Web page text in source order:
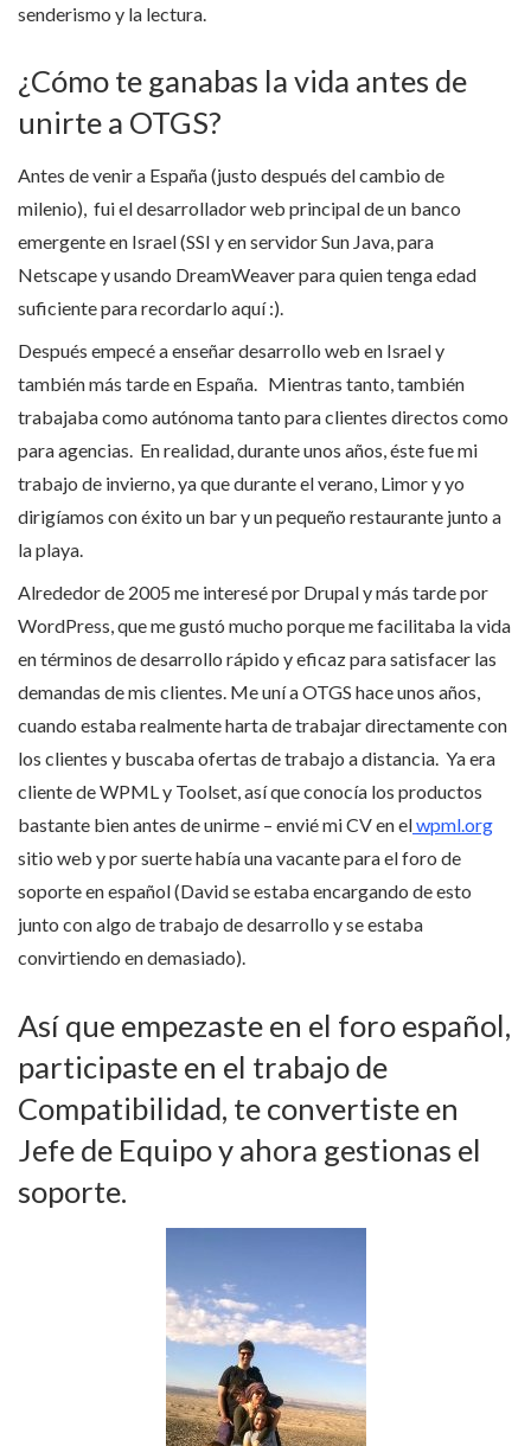
senderismo y la lectura.
¿Cómo te ganabas la vida antes de
unirte a OTGS?
Antes de venir a España (justo después del cambio de
milenio), fui el desarrollador web principal de un banco
emergente en Israel (SSI y en servidor Sun Java, para
Netscape y usando DreamWeaver para quien tenga edad
suficiente para recordarlo aquí :).
Después empecé a enseñar desarrollo web en Israel y
también más tarde en España. Mientras tanto, también
trabajaba como autónoma tanto para clientes directos como
para agencias. En realidad, durante unos años, éste fue mi
trabajo de invierno, ya que durante el verano, Limor y yo
dirigíamos con éxito un bar y un pequeño restaurante junto a
la playa.
Alrededor de 2005 me interesé por Drupal y más tarde por
WordPress, que me gustó mucho porque me facilitaba la vida
en términos de desarrollo rápido y eficaz para satisfacer las
demandas de mis clientes. Me uní a OTGS hace unos años,
cuando estaba realmente harta de trabajar directamente con
los clientes y buscaba ofertas de trabajo a distancia. Ya era
cliente de WPML y Toolset, así que conocía los productos
bastante bien antes de unirme – envié mi CV en elwpml.org
sitio web y por suerte había una vacante para el foro de
soporte en español (David se estaba encargando de esto
junto con algo de trabajo de desarrollo y se estaba
convirtiendo en demasiado).
Así que empezaste en el foro español,
participaste en el trabajo de
Compatibilidad, te convertiste en
Jefe de Equipo y ahora gestionas el
soporte.